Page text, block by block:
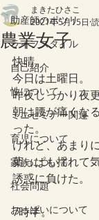
助産師のポツリ
ライフスタイル
自己紹介
性について
ミニセミナー関連
育児について
家族について
社会問題
おっぱいについて
農業女子
まきたひさこ
2021年5月15日
快晴。
今日は土曜日。
昨夜しっかり夜
朝は腰が痛くな
った。
けれど、あまり
葉っぱも揺れて
誘惑に負けた。
7時半。